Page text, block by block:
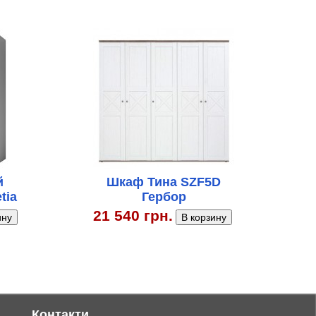
Шкаф Тина SZF5D
Гербор
21 540 грн.